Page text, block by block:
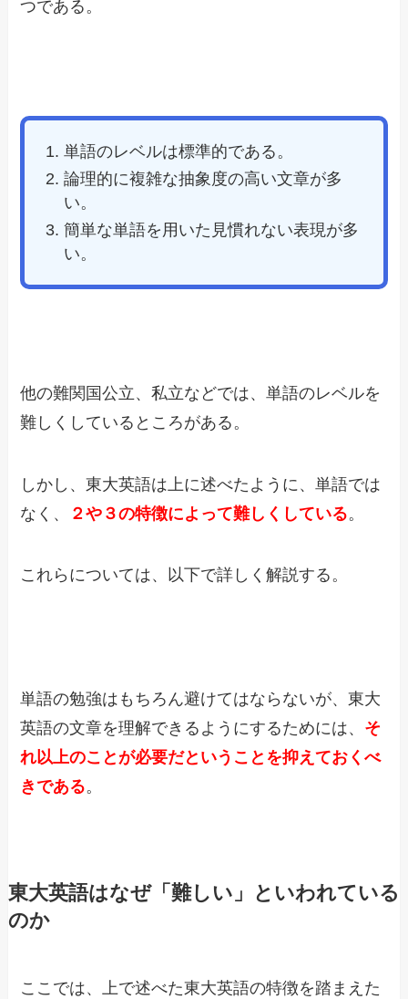
つである。
単語のレベルは標準的である。
論理的に複雑な抽象度の高い文章が多
い。
簡単な単語を用いた見慣れない表現が多
い。
他の難関国公立、私立などでは、単語のレベルを
難しくしているところがある。
しかし、東大英語は上に述べたように、単語では
なく、
２や３の特徴によって難しくしている。
これらについては、以下で詳しく解説する。
単語の勉強はもちろん避けてはならないが、東大
英語の文章を理解できるようにするためには、 そ
れ以上のことが必要だということを抑えておくべ
きである。
東大英語はなぜ「難しい」といわれている
のか
ここでは、上で述べた東大英語の特徴を踏まえた